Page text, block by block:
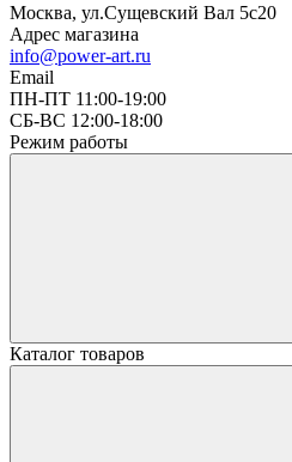
Москва, ул.Сущевский Вал 5с20
Адрес магазина
info@power-art.ru
Email
ПН-ПТ 11:00-19:00
СБ-ВС 12:00-18:00
Режим работы
Каталог товаров